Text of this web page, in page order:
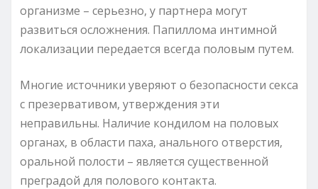
организме – серьезно, у партнера могут
развиться осложнения. Папиллома интимной
локализации передается всегда половым путем.
Многие источники уверяют о безопасности секса
с презервативом, утверждения эти
неправильны. Наличие кондилом на половых
органах, в области паха, анального отверстия,
оральной полости – является существенной
преградой для полового контакта.